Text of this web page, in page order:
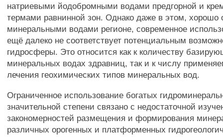
натриевыми йодобромными водами предгорной и
термами равнинной зон. Однако даже в этом, хорошо
минеральными водами регионе, современное
ещё далеко не соответствует потенциальным
гидросферы. Это относится как к количеству
минеральных водах здравниц, так и к числу
лечения геохимических типов минеральных вод.
Ограниченное использование богатых
значительной степени связано с недостаточной
закономерностей размещения и формирования
различных орогенных и платформенных